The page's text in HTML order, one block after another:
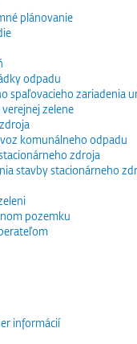
plánovanie
odpadu
spaľovacieho zariadenia
zelene
komunálneho odpadu
zdroja
stavby stacionárneho
pozemku
informácií